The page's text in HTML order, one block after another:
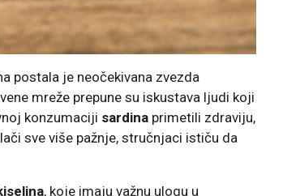
postala je neočekivana zvezda
mreže prepune su iskustava ljudi koji
konzumaciji sardina primetili zdraviju,
sve više pažnje, stručnjaci ističu da
, koje imaju važnu ulogu u